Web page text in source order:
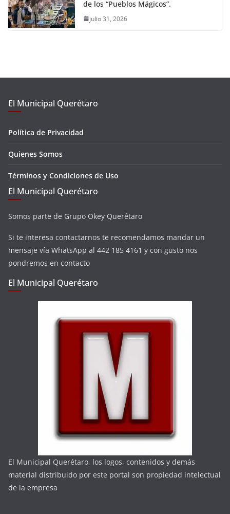
de los “Pueblos Mágicos”.
julio 31, 2026
El Municipal Querétaro
Política de Privacidad
Quienes Somos
Términos y Condiciones de Uso
El Municipal Querétaro
Somos parte de Grupo Okey Querétaro
Si te interesa contactarnos te recomendamos mandar un
mensaje vía WhatsApp al 442 185 4161 y con gusto nos
pondremos en contacto
El Municipal Querétaro
El Municipal Querétaro, los logos, contenidos y demás
material distribuido por este portal son propiedad intelectual
de la empresa